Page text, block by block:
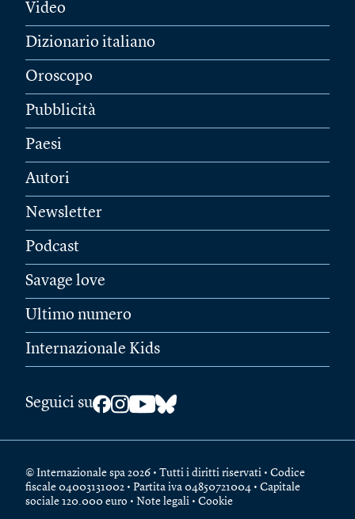
Video
Dizionario italiano
Oroscopo
Pubblicità
Paesi
Autori
Newsletter
Podcast
Savage love
Ultimo numero
Internazionale Kids
Seguici su
© Internazionale spa 2026 • Tutti i diritti riservati • Codice
fiscale 04003131002 • Partita iva 04850721004 • Capitale
sociale 120.000 euro • Note legali • Cookie